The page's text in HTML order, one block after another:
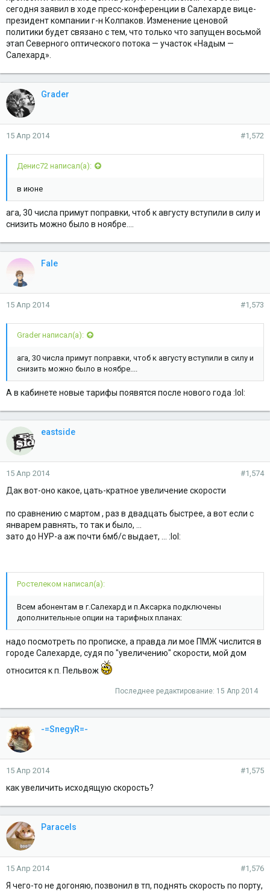
сегодня заявил в ходе пресс-конференции в Салехарде вице-
президент компании г-н Колпаков. Изменение ценовой
политики будет связано с тем, что только что запущен восьмой
этап Северного оптического потока — участок «Надым —
Салехард».
Grader
15 Апр 2014 #1,572
Денис72 написал(а):
в июне
ага, 30 числа примут поправки, чтоб к августу вступили в силу и
снизить можно было в ноябре....
Fale
15 Апр 2014 #1,573
Grader написал(а):
ага, 30 числа примут поправки, чтоб к августу вступили в силу и
снизить можно было в ноябре....
А в кабинете новые тарифы появятся после нового года :lol:
eastside
15 Апр 2014 #1,574
Дак вот-оно какое, цать-кратное увеличение скорости
по сравнению с мартом , раз в двадцать быстрее, а вот если с
январем равнять, то так и было, ...
зато до НУР-а аж почти 6мб/с выдает, ... :lol:
Ростелеком написал(а):
Всем абонентам в г.Салехард и п.Аксарка подключены
дополнительные опции на тарифных планах:
надо посмотреть по прописке, а правда ли мое ПМЖ числится в
городе Салехарде, судя по "увеличению" скорости, мой дом
относится к п. Пельвож
Последнее редактирование: 15 Апр 2014
-=SnegyR=-
15 Апр 2014 #1,575
как увеличить исходящую скорость?
Paracels
15 Апр 2014 #1,576
Я чего-то не догоняю, позвонил в тп, поднять скорость по порту,